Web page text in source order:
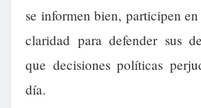
se informen bien, participen
claridad para defender sus
que decisiones políticas
día.